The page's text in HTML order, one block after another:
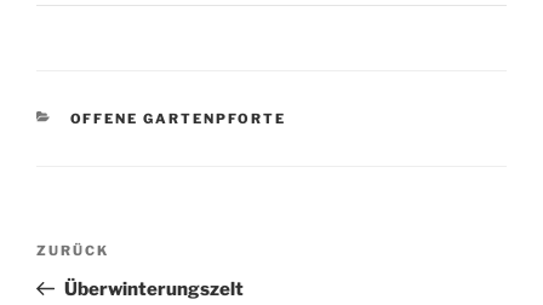
KATEGORIEN
OFFENE GARTENPFORTE
Beitragsnavigation
Vorheriger
Beitrag
ZURÜCK
Überwinterungszelt